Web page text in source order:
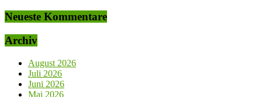
Neueste Kommentare
Archiv
August 2026
Juli 2026
Juni 2026
Mai 2026